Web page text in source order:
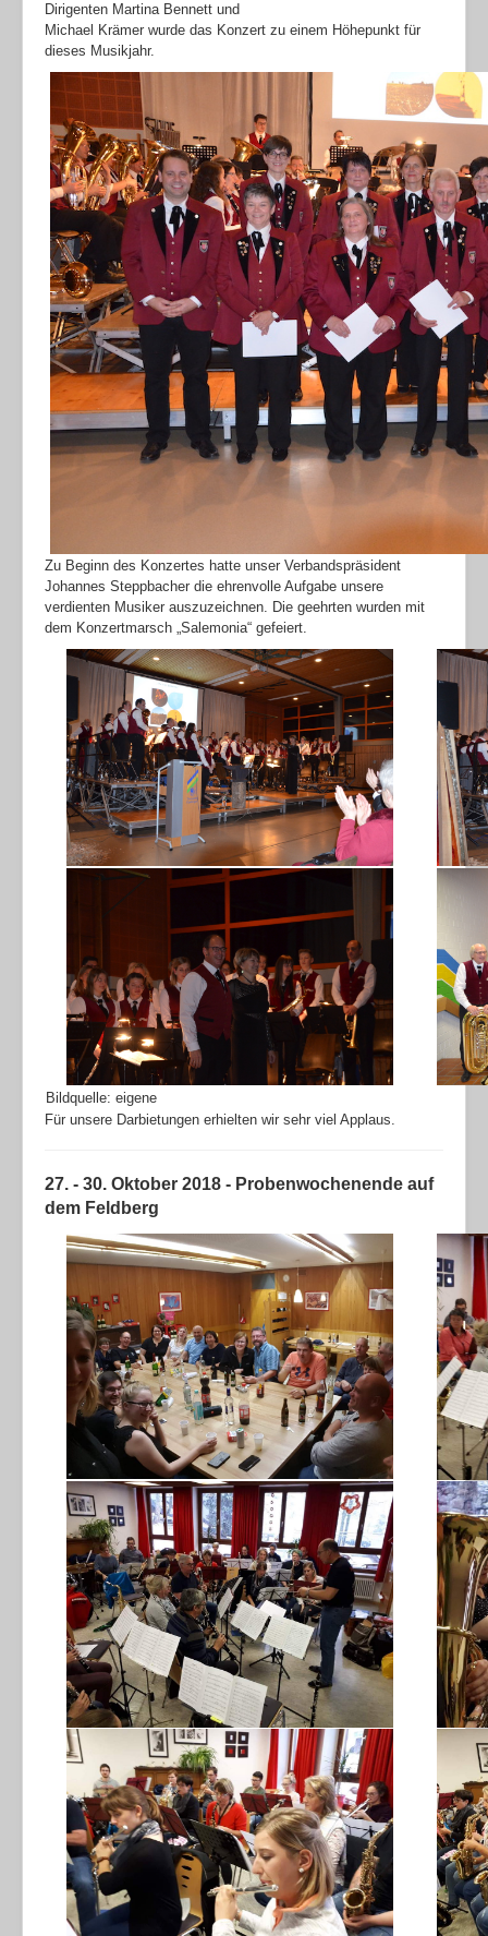
Dirigenten Martina Bennett und
Michael Krämer wurde das Konzert zu einem Höhepunkt für
dieses Musikjahr.
Zu Beginn des Konzertes hatte unser Verbandspräsident
Johannes Steppbacher die ehrenvolle Aufgabe unsere
verdienten Musiker auszuzeichnen. Die geehrten wurden mit
dem Konzertmarsch „Salemonia“ gefeiert.
Bildquelle: eigene
Für unsere Darbietungen erhielten wir sehr viel Applaus.
27. - 30. Oktober 2018 - Probenwochenende auf
dem Feldberg